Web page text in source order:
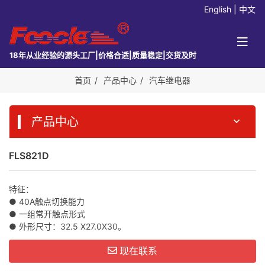
English 中文
18年从业经验的源头工厂|价格合适|质量稳定|交货及时
首页 产品中心 汽车继电器
产品中心
FLS821D
特征：
● 40A触点切换能力
● 一组常开触点形式
● 外形尺寸：32.5 X27.0X30。
现在联系